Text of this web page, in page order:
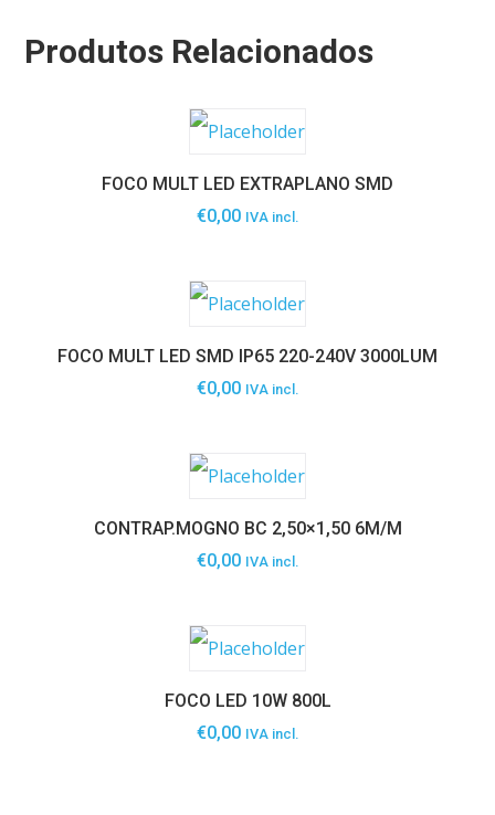
Produtos Relacionados
FOCO MULT LED EXTRAPLANO SMD
€0,00 IVA incl.
FOCO MULT LED SMD IP65 220-240V 3000LUM
€0,00 IVA incl.
CONTRAP.MOGNO BC 2,50×1,50 6M/M
€0,00 IVA incl.
FOCO LED 10W 800L
€0,00 IVA incl.